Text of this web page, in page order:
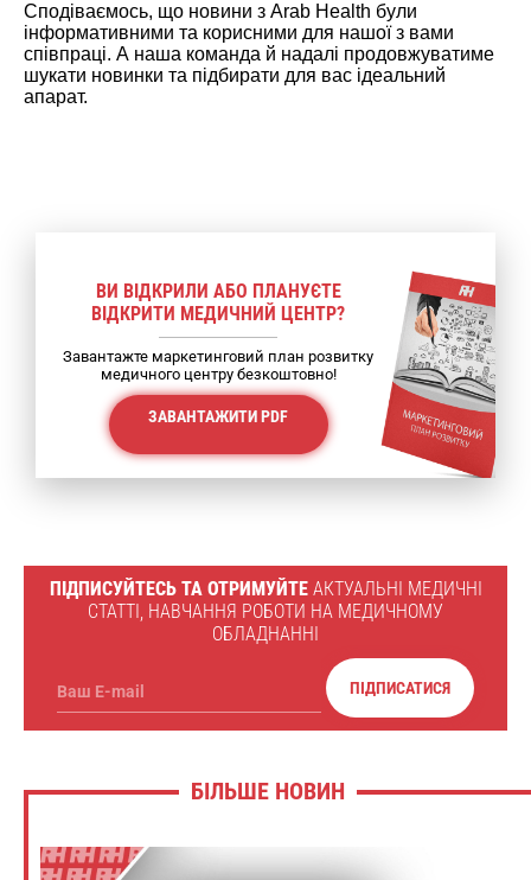
Сподіваємось, що новини з Arab Health були
інформативними та корисними для нашої з вами
співпраці. А наша команда й надалі продовжуватиме
шукати новинки та підбирати для вас ідеальний
апарат.
ВИ ВІДКРИЛИ АБО ПЛАНУЄТЕ
ВІДКРИТИ МЕДИЧНИЙ ЦЕНТР?
Завантажте маркетинговий план розвитку
медичного центру безкоштовно!
ЗАВАНТАЖИТИ PDF
ПІДПИСУЙТЕСЬ ТА ОТРИМУЙТЕАКТУАЛЬНІ МЕДИЧНІ
СТАТТІ, НАВЧАННЯ РОБОТИ НА МЕДИЧНОМУ
ОБЛАДНАННІ
Ваш E-mail ПІДПИСАТИСЯ
БІЛЬШЕ НОВИН